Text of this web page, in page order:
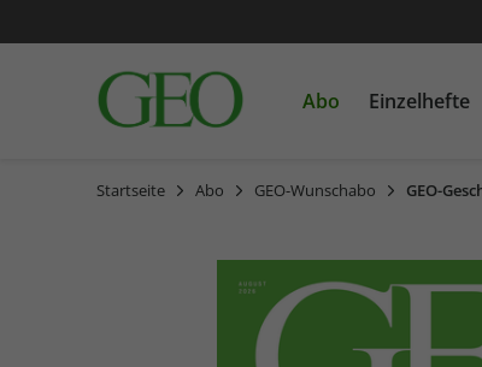
Abo Einzelhefte
Startseite Abo GEO-Wunschabo GEO-